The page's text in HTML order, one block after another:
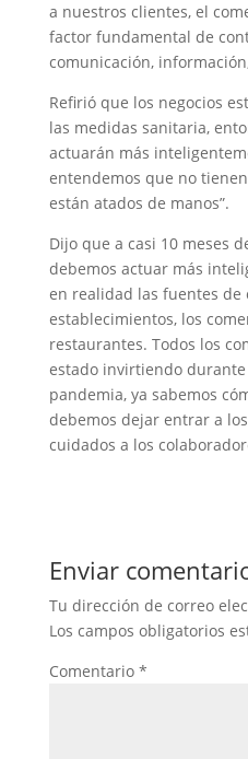
a nuestros clientes, el
factor fundamental de
comunicación,
Refirió que los negocios
las medidas sanitaria,
actuarán más
entendemos que no
están atados de manos”.
Dijo que a casi 10 meses
debemos actuar más
en realidad las fuentes de
establecimientos, los
restaurantes. Todos los
estado invirtiendo
pandemia, ya sabemos
debemos dejar entrar a
cuidados a los
Enviar
Tu dirección de correo
Los campos obligatorios
Comentario *